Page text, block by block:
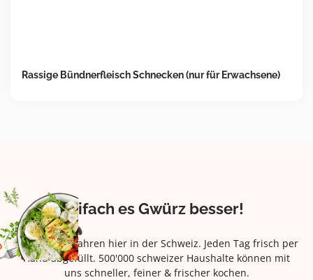
Rassige Bündnerfleisch Schnecken (nur für Erwachsene)
Eifach es Gwürz besser!
Seit über 42 Jahren hier in der Schweiz. Jeden Tag frisch per
Hand abgefüllt. 500'000 schweizer Haushalte können mit
uns schneller, feiner & frischer kochen.